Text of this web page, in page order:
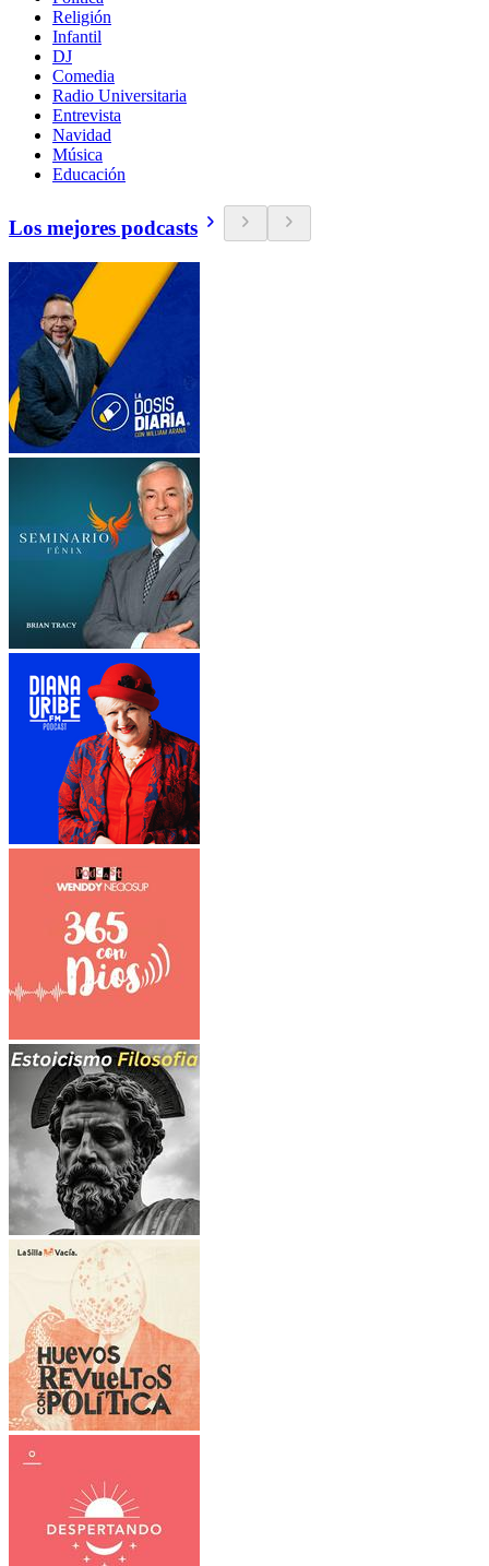
Religión
Infantil
DJ
Comedia
Radio Universitaria
Entrevista
Navidad
Música
Educación
Los mejores podcasts